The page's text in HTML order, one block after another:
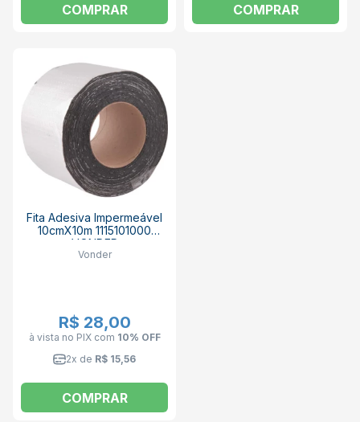
COMPRAR COMPRAR
Fita Adesiva Impermeável
10cmX10m 1115101000
VONDER
Vonder
R$ 28,00
à vista no PIX com 10% OFF
2x de R$ 15,56
COMPRAR